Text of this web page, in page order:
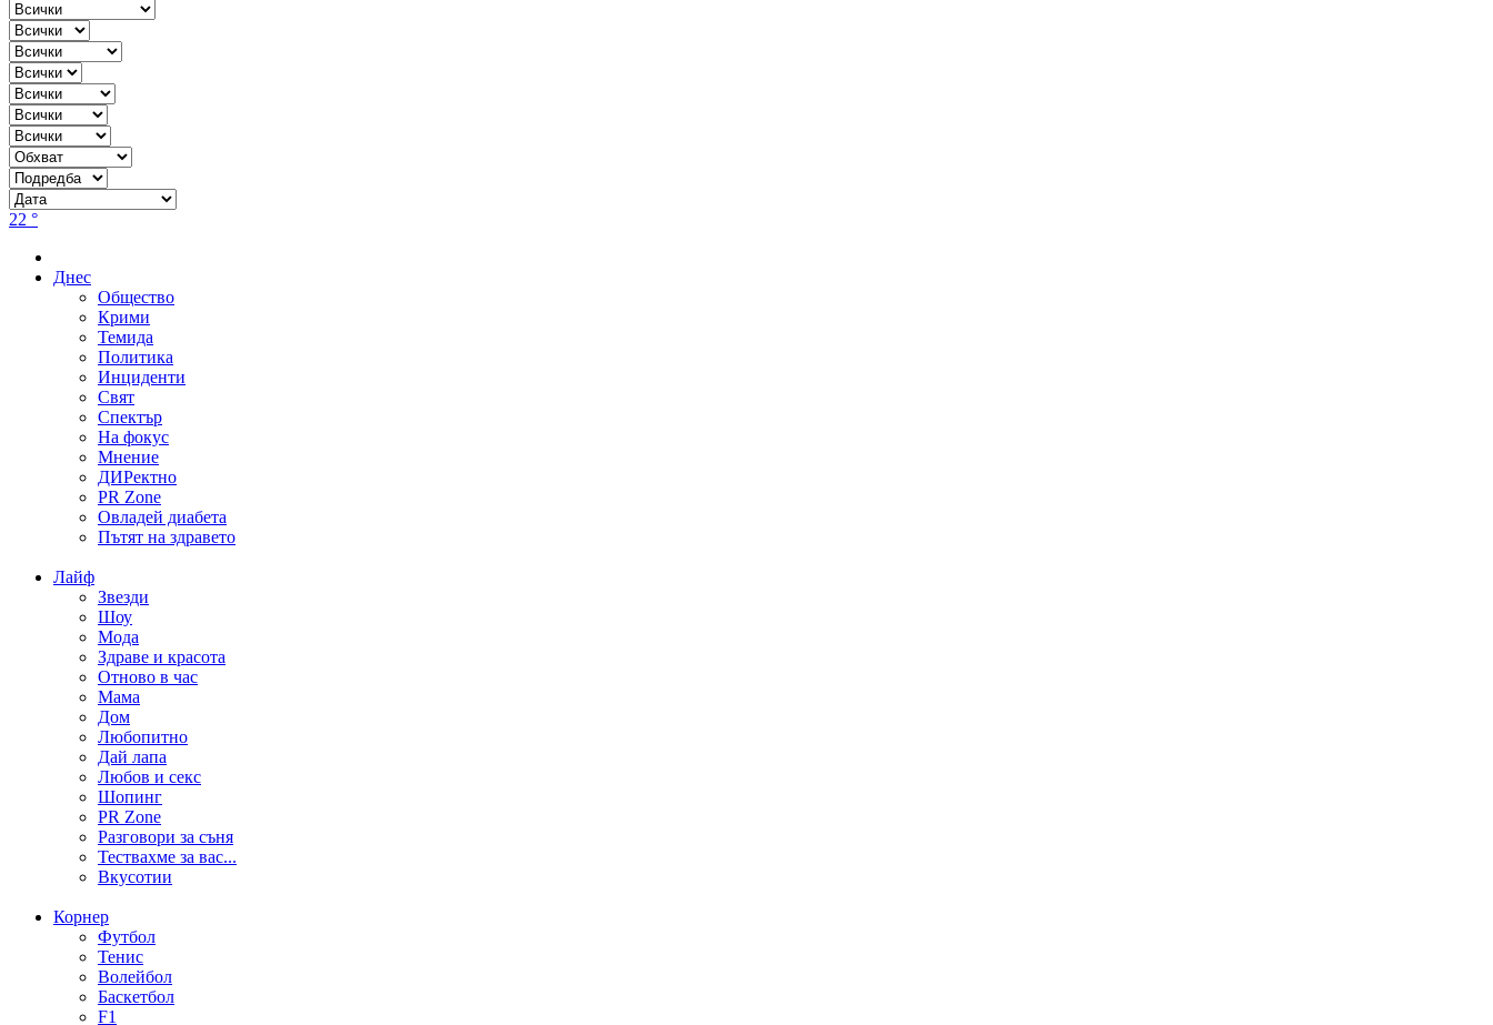
22 °
Днес
Общество
Крими
Темида
Политика
Инциденти
Свят
Спектър
На фокус
Мнение
ДИРектно
PR Zone
Овладей диабета
Пътят на здравето
Лайф
Звезди
Шоу
Мода
Здраве и красота
Отново в час
Мама
Дом
Любопитно
Дай лапа
Любов и секс
Шопинг
PR Zone
Разговори за съня
Тествахме за вас...
Вкусотии
Корнер
Футбол
Тенис
Волейбол
Баскетбол
F1